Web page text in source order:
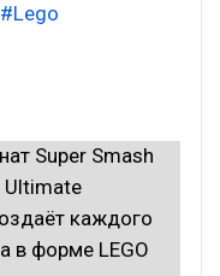
#Lego